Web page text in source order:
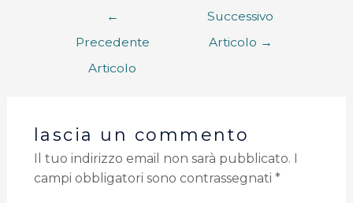
←
Precedente
Articolo
Successivo
Articolo →
lascia un commento
Il tuo indirizzo email non sarà pubblicato.
campi obbligatori sono contrassegnati *